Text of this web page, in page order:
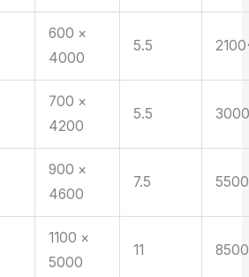
600 ×
4000
5.5
700 ×
4200
5.5
900 ×
4600
7.5
1100 ×
5000
11